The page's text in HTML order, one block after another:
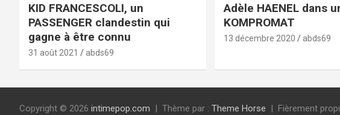
KID FRANCESCOLI, un
PASSENGER clandestin qui
gagne à être connu
31 août 2021 abds69
Adèle HAENEL dans
KOMPROMAT
13 décembre 2020 abds69
Copyright © 2026 intimepop.com Thème par : Theme Horse Fièrement